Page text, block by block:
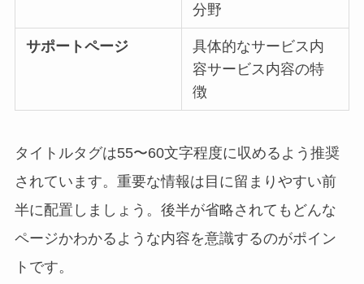
分野
サポートページ
具体的なサービス内
容サービス内容の特
徴
タイトルタグは55〜60文字程度に収めるよう推奨
されています。重要な情報は目に留まりやすい前
半に配置しましょう。後半が省略されてもどんな
ページかわかるような内容を意識するのがポイン
トです。